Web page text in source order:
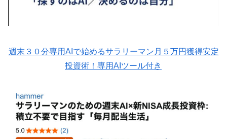
週末３０分専用AIで始めるサラリーマン月５万円獲得安定
投資術！専用AIツール付き